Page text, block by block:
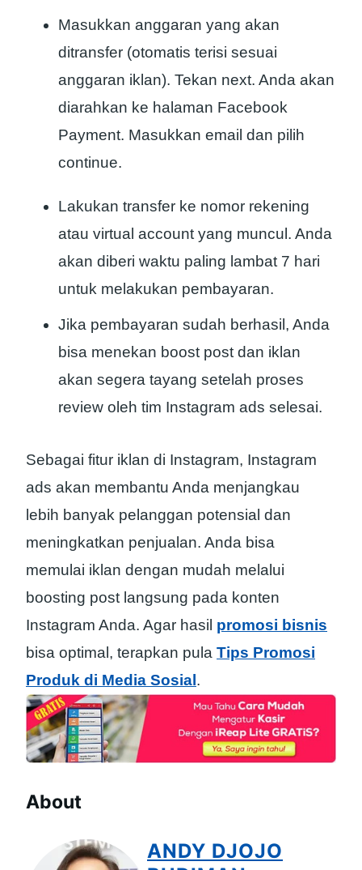
Masukkan anggaran yang akan
ditransfer (otomatis terisi sesuai
anggaran iklan). Tekan next. Anda akan
diarahkan ke halaman Facebook
Payment. Masukkan email dan pilih
continue.
Lakukan transfer ke nomor rekening
atau virtual account yang muncul. Anda
akan diberi waktu paling lambat 7 hari
untuk melakukan pembayaran.
Jika pembayaran sudah berhasil, Anda
bisa menekan boost post dan iklan
akan segera tayang setelah proses
review oleh tim Instagram ads selesai.
Sebagai fitur iklan di Instagram, Instagram
ads akan membantu Anda menjangkau
lebih banyak pelanggan potensial dan
meningkatkan penjualan. Anda bisa
memulai iklan dengan mudah melalui
boosting post langsung pada konten
Instagram Anda. Agar hasil promosi bisnis
bisa optimal, terapkan pula Tips Promosi
Produk di Media Sosial.
About
ANDY DJOJO